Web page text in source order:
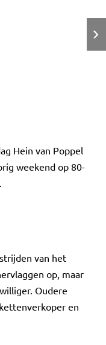
Hein van Poppel
weekend op 80-
van het
op, maar
Oudere
en